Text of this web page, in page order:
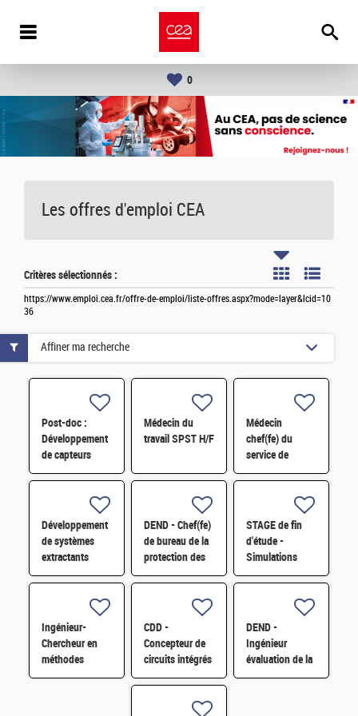
0
Les offres d'emploi CEA
Critères sélectionnés :
https://www.emploi.cea.fr/offre-de-emploi/liste-offres.aspx?mode=layer&lcid=10
36
Post-doc :
Développement
de capteurs
nanomécaniques
bioproduction
et la médecine
personnalisée
Médecin du
travail SPST H/F
Médecin
chef(fe) du
service de
prévention et de
Développement
de systèmes
extractants
avancés pour
la sélectivité de
l'uranium H/F
DEND - Chef(fe)
de bureau de la
protection des
installations de
du combustible
H/F
STAGE de fin
d'étude -
Simulations
numériques
conception de
capteurs EMAT -
H/F
Ingénieur-
Chercheur en
méthodes
formelles et IA
CDD -
Concepteur de
circuits intégrés
analogiques H/F
DEND -
Ingénieur
évaluation de la
sûreté des
Affiner ma recherche